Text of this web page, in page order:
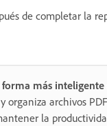
de completar la
forma más
organiza archivos
la